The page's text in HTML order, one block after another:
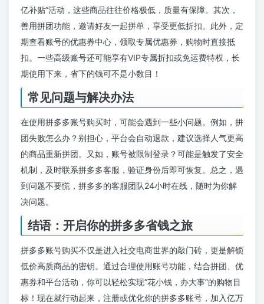
亿补贴”活动，这些商品往往价格极低，质量有保障。其次，
善用拼团功能，邀请好友一起拼单，享受更低折扣。此外，定
期查看账号的优惠券中心，领取专属优惠券，购物时直接抵
扣。一些高级账号还可能享有VIP专属折扣或免运费特权，长
期使用下来，省下的钱可不是小数目！
常见问题与解决办法
在使用拼多多账号购买时，可能会遇到一些小问题。例如，拼
团失败怎么办？别担心，平台会自动退款，建议选择人气更高
的商品重新拼团。又如，账号被限制登录？可能是触发了安全
机制，及时联系拼多多客服，验证身份后即可恢复。总之，遇
到问题不要慌，拼多多的客服团队24小时在线，随时为你解
决问题。
结语：开启你的拼多多省钱之旅
拼多多账号购买不仅是进入社交电商世界的敲门砖，更是解锁
低价高质商品的密钥。通过合理使用账号功能，结合拼团、优
惠券和平台活动，你可以轻松实现“花小钱，办大事”的购物目
标！现在就行动起来，注册或优化你的拼多多账号，加入亿万